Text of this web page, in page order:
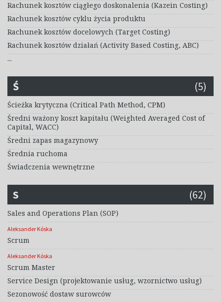
Rachunek kosztów ciągłego doskonalenia (Kazein Costing)
Rachunek kosztów cyklu życia produktu
Rachunek kosztów docelowych (Target Costing)
Rachunek kosztów działań (Activity Based Costing, ABC)
...
Ś (5)
Ścieżka krytyczna (Critical Path Method, CPM)
Średni ważony koszt kapitału (Weighted Averaged Cost of
Capital, WACC)
Średni zapas magazynowy
Średnia ruchoma
Świadczenia wewnętrzne
S (62)
Sales and Operations Plan (SOP)
Aleksander Kóska
Scrum
Aleksander Kóska
Scrum Master
Service Design (projektowanie usług, wzornictwo usług)
Sezonowość dostaw surowców